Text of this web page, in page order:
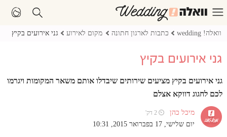
וואלה! wedding כתבות לארגון חתונה מקום לאירוע גני אירועים בקיץ
גני אירועים בקיץ
גני אירועים בקיץ מציעים שירותים שיבדלו אותם משאר המקומות ויגרמו
לכם לחגוג דווקא אצלם
מיכל כהן ⏲ 2 דק'
יום שלישי, 17 בפברואר 2015, 10:31